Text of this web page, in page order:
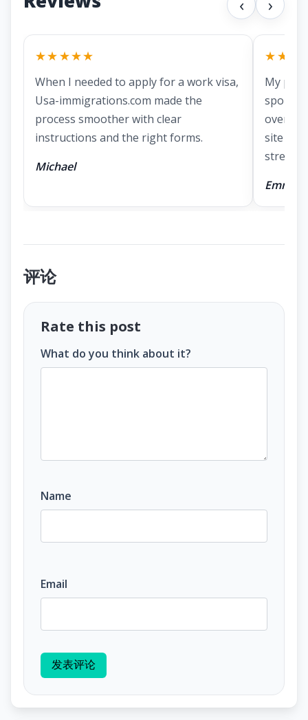
★★★★★
When I needed to apply for a work visa,
Usa-immigrations.com made the
process smoother with clear
instructions and the right forms.
Michael
My
site
Emma
评论
Rate this post
What do you think about it?
Name
Email
发表评论